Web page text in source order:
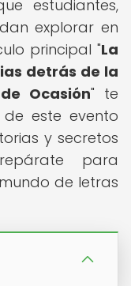
estudiantes,
explorar en
principal "La
detrás de la
Ocasión" te
este evento
y secretos
para
de letras